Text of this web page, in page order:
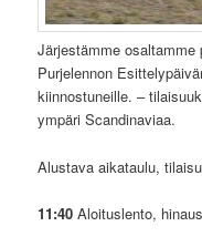
Järjestämme
Purjelennon
kiinnostuneille. –
ympäri Scandinaviaa.
Alustava aikataulu,
11:40 Aloituslento,